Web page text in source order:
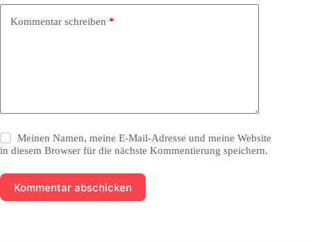
Kommentar schreiben *
Meinen Namen, meine E-Mail-Adresse und meine Website
in diesem Browser für die nächste Kommentierung speichern.
Kommentar abschicken